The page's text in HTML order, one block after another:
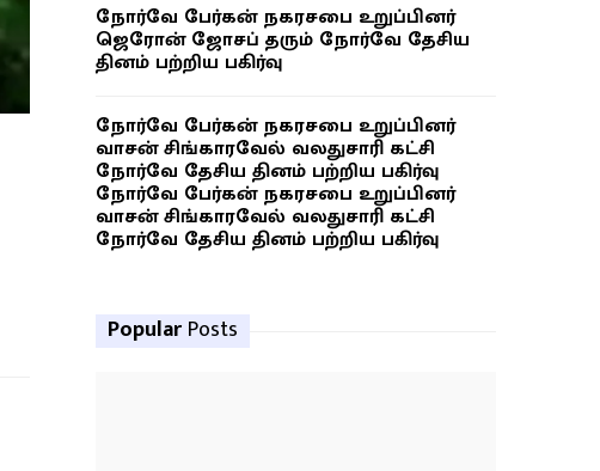
நோர்வே பேர்கன் நகரசபை உறுப்பினர்
ஜெரோன் ஜோசப் தரும் நோர்வே தேசிய
தினம் பற்றிய பகிர்வு
நோர்வே பேர்கன் நகரசபை உறுப்பினர்
வாசன் சிங்காரவேல் வலதுசாரி கட்சி
நோர்வே தேசிய தினம் பற்றிய பகிர்வு
நோர்வே பேர்கன் நகரசபை உறுப்பினர்
வாசன் சிங்காரவேல் வலதுசாரி கட்சி
நோர்வே தேசிய தினம் பற்றிய பகிர்வு
Popular Posts